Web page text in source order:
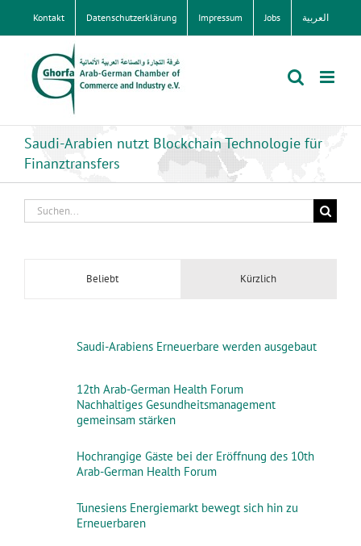
Kontakt Datenschutzerklärung Impressum Jobs العربية
Saudi-Arabien nutzt Blockchain Technologie für
Finanztransfers
Suche
nach:
Beliebt Kürzlich
Saudi-Arabiens Erneuerbare werden ausgebaut
12th Arab-German Health Forum
Nachhaltiges Gesundheitsmanagement
gemeinsam stärken
Hochrangige Gäste bei der Eröffnung des 10th
Arab-German Health Forum
Tunesiens Energiemarkt bewegt sich hin zu
Erneuerbaren